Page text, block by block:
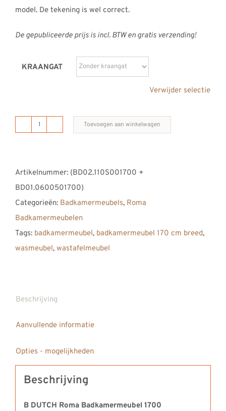
model. De tekening is wel correct.
De gepubliceerde prijs is incl. BTW en gratis verzending!
KRAANGAT
Verwijder selectie
B
Badkamermeubel
1700
aantal
Toevoegen aan winkelwagen
Artikelnummer: (BD02.110S001700 +
BD01.0600501700)
Categorieën: Badkamermeubels, Roma
Badkamermeubelen
Tags: badkamermeubel, badkamermeubel 170 cm breed,
wasmeubel, wastafelmeubel
Beschrijving
Aanvullende informatie
Opties - mogelijkheden
Beschrijving
B DUTCH Roma Badkamermeubel 1700